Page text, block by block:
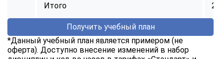
Итого
Получить учебный план
*Данный учебный план является примером (не
оферта). Доступно внесение изменений в набор